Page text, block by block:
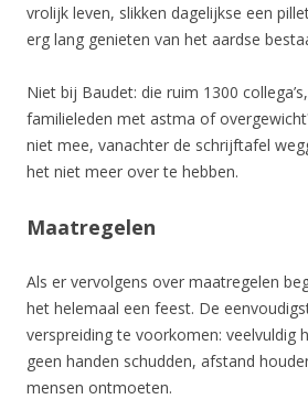
vrolijk leven, slikken dagelijkse een
erg lang genieten van het aardse
Niet bij Baudet: die ruim 1300
familieleden met astma of
niet mee, vanachter de schrijftafel
het niet meer over te hebben.
Maatregelen
Als er vervolgens over maatregelen
het helemaal een feest. De
verspreiding te voorkomen: veelvuldig
geen handen schudden, afstand
mensen ontmoeten.